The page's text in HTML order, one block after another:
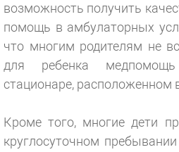
возможность получить
помощь в амбулаторных
что многим родителям не
для ребенка
стационаре, расположенном
Кроме того, многие дети
круглосуточном